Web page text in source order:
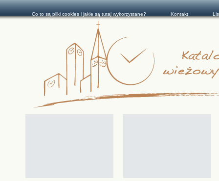
Co to są pliki cookies i jakie są tutaj wykorzystane? Kontakt